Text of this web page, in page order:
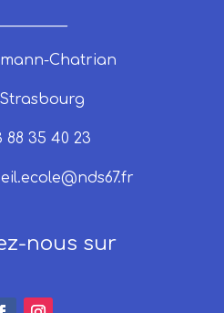
Chatrian
Strasbourg
88 35 40 23
nous sur